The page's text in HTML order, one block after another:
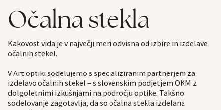
Očalna stekla
Kakovost vida je v največji meri odvisna od izbire in izdelave
očalnih stekel.
V Art optiki sodelujemo s specializiranim partnerjem za
izdelavo očalnih stekel – s slovenskim podjetjem OKM z
dolgoletnimi izkušnjami na področju optike. Takšno
sodelovanje zagotavlja, da so očalna stekla izdelana